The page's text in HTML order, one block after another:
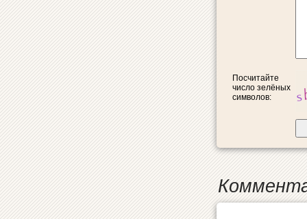
Посчитайте
число зелёных
символов: